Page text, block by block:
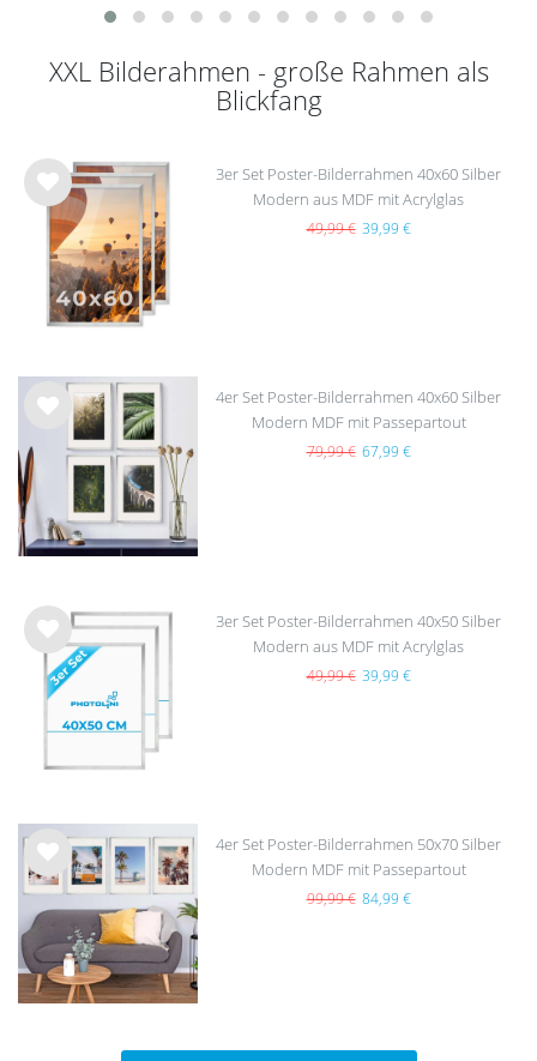
XXL Bilderahmen - große Rahmen als
Blickfang
Wu
nsc
hlist
3er Set Poster-Bilderrahmen 40x60 Silber
Modern aus MDF mit Acrylglas
49,99 € 39,99 €
4er Set Poster-Bilderrahmen 40x60 Silber
Modern MDF mit Passepartout
79,99 € 67,99 €
Wu
nsc
hlist
3er Set Poster-Bilderrahmen 40x50 Silber
Modern aus MDF mit Acrylglas
49,99 € 39,99 €
Wu
nsc
hlist
e
4er Set Poster-Bilderrahmen 50x70 Silber
Modern MDF mit Passepartout
99,99 € 84,99 €